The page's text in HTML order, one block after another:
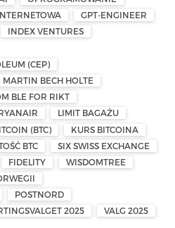
GPT-ENGINEER
INDEX VENTURES
(CEP)
MARTIN BECH HOLTE
BLE FOR RIKT
LIMIT BAGAŻU
(BTC)
KURS BITCOINA
BTC
SIX SWISS EXCHANGE
FIDELITY
WISDOMTREE
POSTNORD
2025
VALG 2025